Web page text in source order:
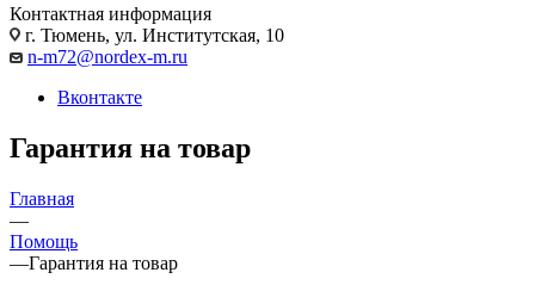
Контактная информация
г. Тюмень, ул. Институтская, 10
n-m72@nordex-m.ru
Вконтакте
Гарантия на товар
Главная
—
Помощь
—Гарантия на товар